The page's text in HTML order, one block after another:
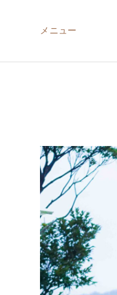
メニュー